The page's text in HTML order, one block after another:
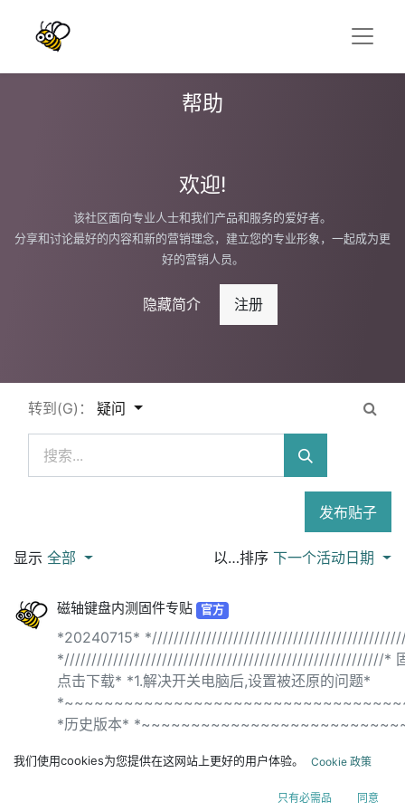
帮助
欢迎!
该社区面向专业人士和我们产品和服务的爱好者。
分享和讨论最好的内容和新的营销理念，建立您的专业形象，一起成为更
好的营销人员。
隐藏简介 注册
转到(G)： 疑问
发布贴子
显示 全部 以…排序下一个活动日期
磁轴键盘内测固件专贴 官方
*20240715*
*///////////////////////////////////////////////////////////* 固
点击下载* *1.解决开关电脑后,设置被还原的问题*
*历史版本*
我们使用cookies为您提供在这网站上更好的用户体验。 Cookie 政策
只有必需品 同意